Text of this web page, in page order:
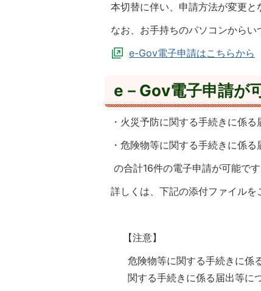
本切替に伴い、申請方法が変更と
なお、お手持ちのパソコンからい
e-Gov電子申請はこちらから
e－Gov電子申請が
・火災予防に関する手続きに係る
・危険物等に関する手続きに係
の合計16件の電子申請が可能です
詳しくは、下記の添付ファイルを
【注意】
危険物等に関する手続きに係
関する手続きに係る届出等に